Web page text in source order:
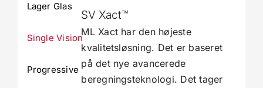
Lager Glas
Single Vision
Progressive
SV Xact™
ML Xact har den højeste
kvalitetsløsning. Det er baseret
på det nye avancerede
beregningsteknologi. Det tager